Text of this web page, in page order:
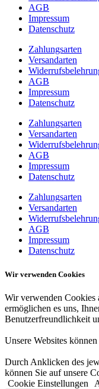
AGB
Impressum
Datenschutz
Zahlungsarten
Versandarten
AGB
Impressum
Datenschutz
Zahlungsarten
Versandarten
AGB
Impressum
Datenschutz
Zahlungsarten
Versandarten
AGB
Impressum
Datenschutz
Wir verwenden Cookies
Wir verwenden Cookies
ermöglichen es uns,
Benutzerfreundlichkeit
Unsere Websites
Durch Anklicken des
können Sie auf unsere
Cookie Einstellungen